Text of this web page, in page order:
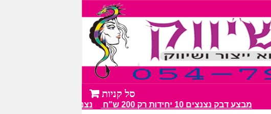
מבצע דבק נצנצים 10 יחידות רק 200 ש"ח נצנצים מעל 100 גווני צבע מרהיבים